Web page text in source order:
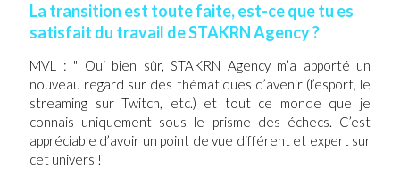
La transition est toute faite, est-ce que tu es
satisfait du travail de STAKRN Agency ?
MVL : " Oui bien sûr, STAKRN Agency m’a apporté un
nouveau regard sur des thématiques d’avenir (l’esport, le
streaming sur Twitch, etc.) et tout ce monde que je
connais uniquement sous le prisme des échecs. C’est
appréciable d’avoir un point de vue différent et expert sur
cet univers !